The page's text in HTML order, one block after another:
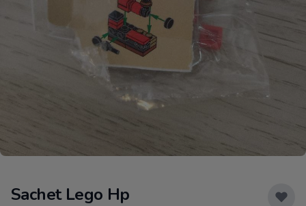
Sachet Lego Hp